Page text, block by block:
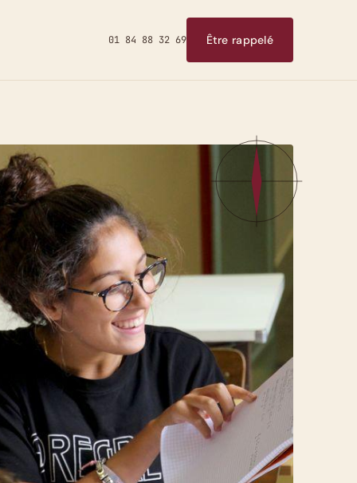
01 84 88 32 69 Être rappelé